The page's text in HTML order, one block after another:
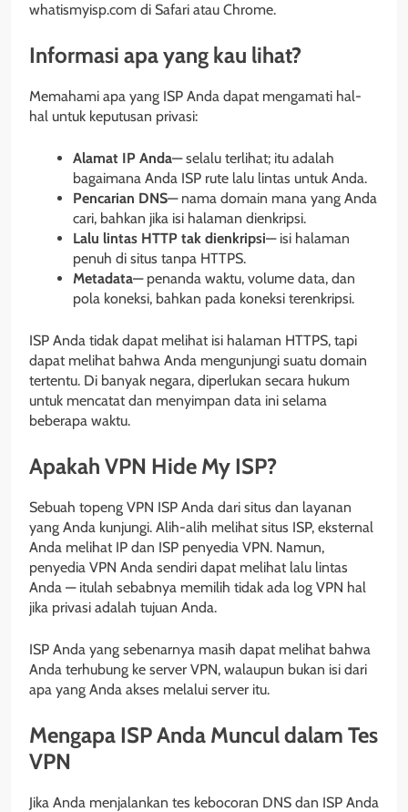
whatismyisp.com di Safari atau Chrome.
Informasi apa yang kau lihat?
Memahami apa yang ISP Anda dapat mengamati hal-
hal untuk keputusan privasi:
Alamat IP Anda— selalu terlihat; itu adalah
bagaimana Anda ISP rute lalu lintas untuk Anda.
Pencarian DNS— nama domain mana yang Anda
cari, bahkan jika isi halaman dienkripsi.
Lalu lintas HTTP tak dienkripsi— isi halaman
penuh di situs tanpa HTTPS.
Metadata— penanda waktu, volume data, dan
pola koneksi, bahkan pada koneksi terenkripsi.
ISP Anda tidak dapat melihat isi halaman HTTPS, tapi
dapat melihat bahwa Anda mengunjungi suatu domain
tertentu. Di banyak negara, diperlukan secara hukum
untuk mencatat dan menyimpan data ini selama
beberapa waktu.
Apakah VPN Hide My ISP?
Sebuah topeng VPN ISP Anda dari situs dan layanan
yang Anda kunjungi. Alih-alih melihat situs ISP, eksternal
Anda melihat IP dan ISP penyedia VPN. Namun,
penyedia VPN Anda sendiri dapat melihat lalu lintas
Anda — itulah sebabnya memilih tidak ada log VPN hal
jika privasi adalah tujuan Anda.
ISP Anda yang sebenarnya masih dapat melihat bahwa
Anda terhubung ke server VPN, walaupun bukan isi dari
apa yang Anda akses melalui server itu.
Mengapa ISP Anda Muncul dalam Tes
VPN
Jika Anda menjalankan tes kebocoran DNS dan ISP Anda